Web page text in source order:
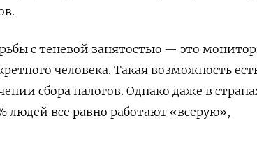
с теневой занятостью — это
человека. Такая возможность
сбора налогов. Однако даже в
людей все равно работают «всерую»,